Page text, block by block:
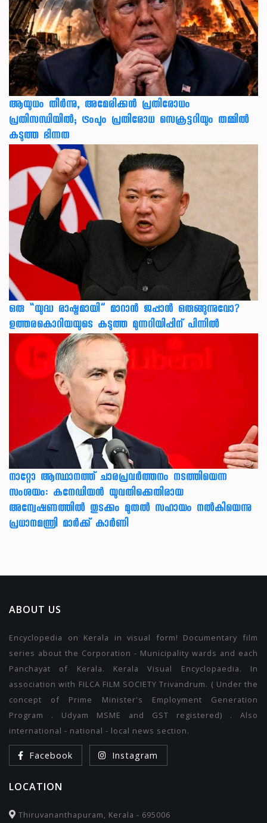
ആയുധം തീർന്നു, അമേരിക്കൻ പ്രതിരോധം
പ്രതിസന്ധിയിൽ; ട്രംപും പ്രതിരോധ സെക്രട്ടറിയും തമ്മിൽ
കടുത്ത ഭിന്നത
ഒരു “യുദ്ധ രാഷ്ട്രമായി” മാറാൻ ജപ്പാൻ ഒരുങ്ങുന്നുവോ?
ഉത്തരകൊറിയയുടെ കടുത്ത മുന്നറിയിപ്പിന് പിന്നിൽ
നാറ്റോ ആസ്ഥാനത്ത് ചാരപ്രവര്‍ത്തനം നടത്തിയെന്ന
സംശയം: കനേഡിയന്‍ യുവതിക്കെതിരായ
അന്വേഷണത്തില്‍ തുടക്കം മുതല്‍ സഹായം നല്‍കിയെന്നു
പ്രധാനമന്ത്രി മാര്‍ക്ക് കാര്‍ണി
ABOUT US
Encyclopedia on Kerala in visual form! Documentary film
series about the Corporation - Municipality wards and each
Panchayat of Kerala. Kerala Visual Encyclopaedia. In
association with FILCA FILM SOCIETY Trivandrum. ( Under the
concept of Prime Minister's Employment Generation
Program . Udyam MSME and GST registered) . Also
international - national - local news section.
Facebook Instagram
LOCATION
Thiruvananthapuram, Kerala - 695006